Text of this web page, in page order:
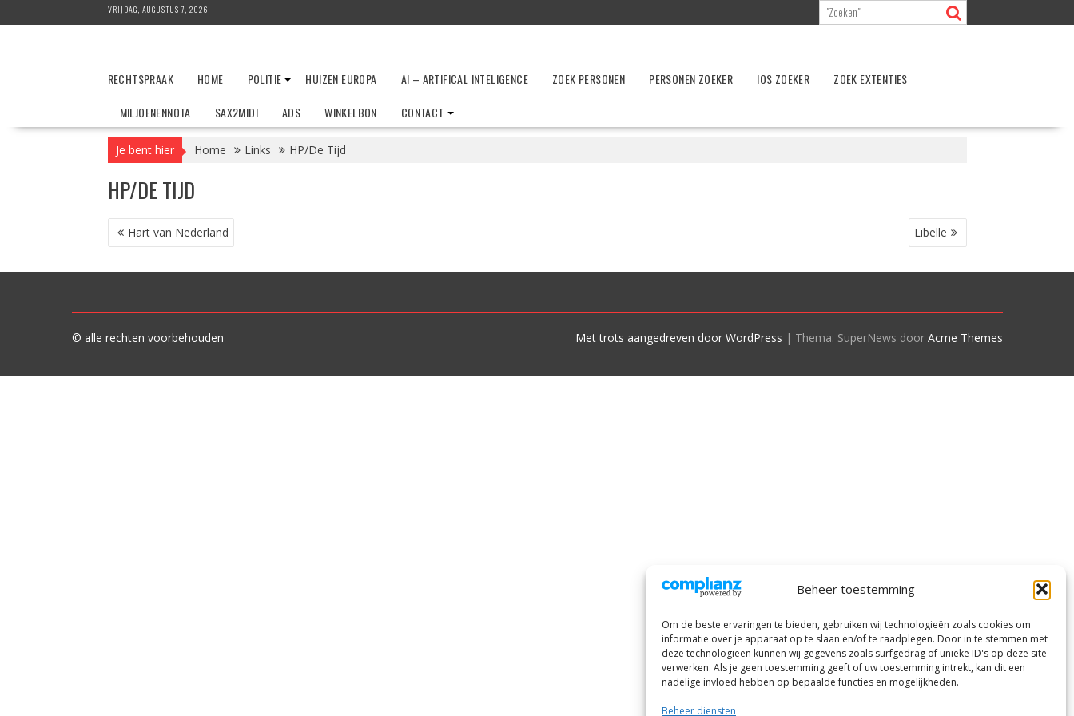
Beheer toestemming
Om de beste ervaringen te bieden, gebruiken wij technologieën zoals cookies om
informatie over je apparaat op te slaan en/of te raadplegen. Door in te stemmen met
deze technologieën kunnen wij gegevens zoals surfgedrag of unieke ID's op deze site
verwerken. Als je geen toestemming geeft of uw toestemming intrekt, kan dit een
nadelige invloed hebben op bepaalde functies en mogelijkheden.
Beheer diensten
naar
VRIJDAG, AUGUSTUS 7, 2026
RECHTSPRAAK HOME POLITIE HUIZEN EUROPA AI – ARTIFICAL INTELIGENCE ZOEK PERSONEN PERSONEN ZOEKER IOS ZOEKER
ZOEK EXTENTIES
MILJOENENNOTA
SAX2MIDI ADS WINKELBON CONTACT
Je bent hier Home Links HP/De Tijd
HP/DE TIJD
BERICHT
NAVIGATIE
Hart van Nederland Libelle
© alle rechten voorbehouden Met trots aangedreven door WordPress | Thema: SuperNews door Acme Themes